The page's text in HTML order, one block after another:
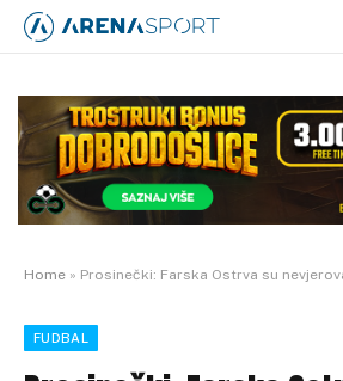
Home » Prosinečki: Farska Ostrva su nevjerovatno
FUDBAL